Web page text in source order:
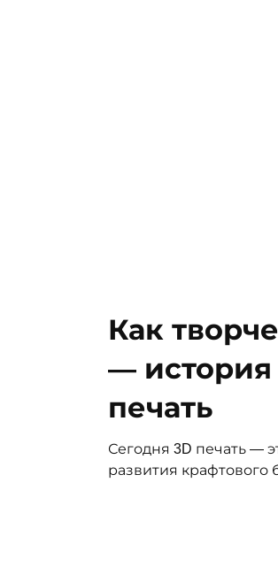
Как
— история
печать
Сегодня 3D печать —
развития